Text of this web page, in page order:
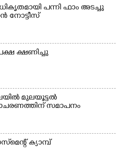
പന്നി ഫാം അടച്ചു
നോട്ടീസ്
ക്ഷണിച്ചു
മുലയൂട്ടൽ
സമാപനം
ക്യാമ്പ്
Copy Link